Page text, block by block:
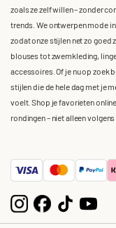
zoals ze zelf willen – zonder
trends. We ontwerpen mode
zodat onze stijlen net zo goed
blouses tot zwemkleding,
accessoires. Of je nu op zoek
stijlen die de hele dag met je
voelt. Shop je favorieten
rondingen – niet alleen